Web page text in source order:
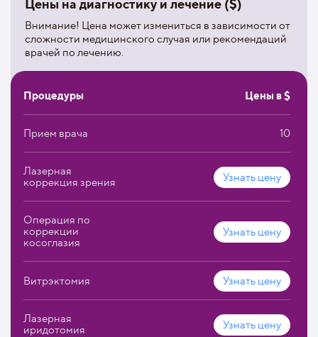
Врачи клиники первыми в Омске стали использовать
интраокулярные лазерные методы лечения, а также
открыли новое для региона направление –
ортокератологию (использование специальных ночных
линз при коррекции зрения).
На базе клиники действует Салон оптики Интервзгляд,
где врачи-офтальмологи помогут пациентам подобрать
Цены на диагностику и лечение ($)
Внимание! Цена может измениться в зависимости от
сложности медицинского случая или рекомендаций
врачей по лечению.
Процедуры Цены в $
Прием врача 10
Лазерная
коррекция зрения
Узнать цену
Операция по
коррекции
косоглазия
Узнать цену
Витрэктомия Узнать цену
Лазерная
иридотомия
Узнать цену